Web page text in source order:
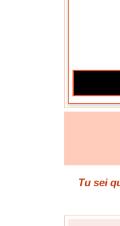
Tu sei